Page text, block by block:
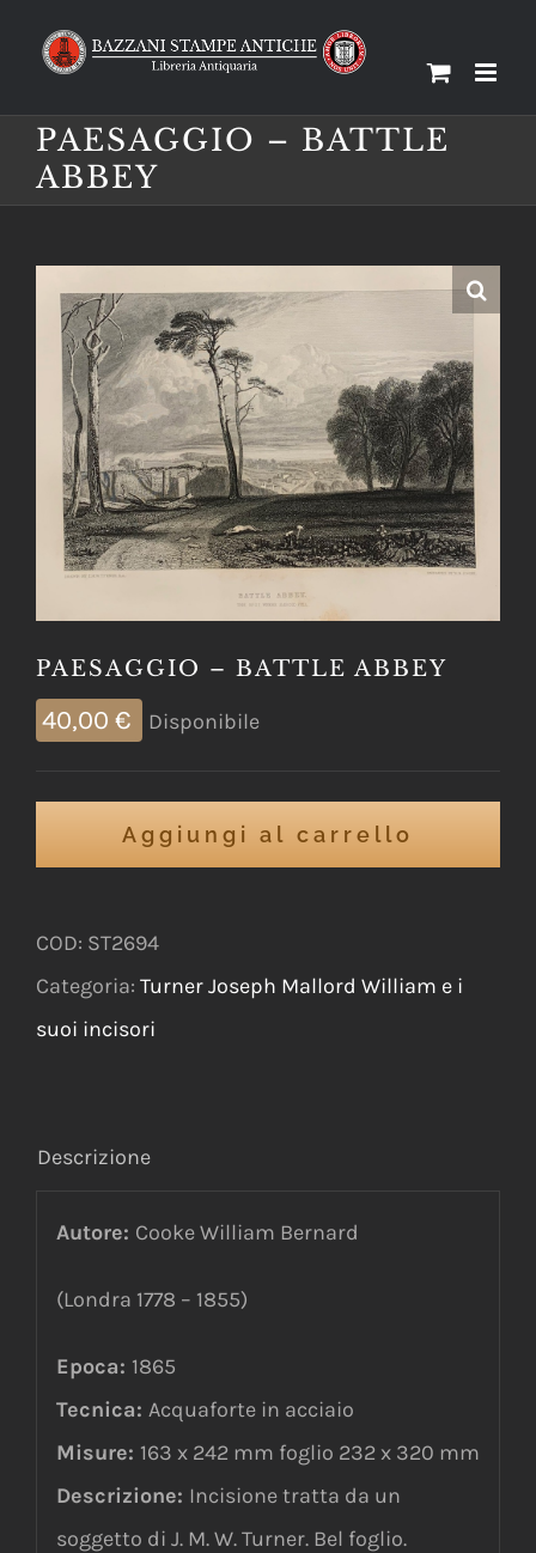
PAESAGGIO – BATTLE
ABBEY
PAESAGGIO – BATTLE ABBEY
40,00 € Disponibile
Aggiungi al carrello
COD: ST2694
Categoria: Turner Joseph Mallord William e i
suoi incisori
Descrizione
Autore: Cooke William Bernard
(Londra 1778 – 1855)
Epoca: 1865
Tecnica: Acquaforte in acciaio
Misure: 163 x 242 mm foglio 232 x 320 mm
Descrizione: Incisione tratta da un
soggetto di J. M. W. Turner. Bel foglio.